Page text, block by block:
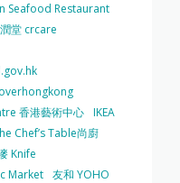
Seafood Restaurant
堂 crcare
香港藝術中心 IKEA
Chef’s Table尚廚
Knife
Market 友和 YOHO